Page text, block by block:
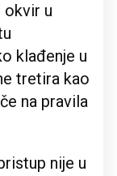
okvir u
klađenje u
tretira kao
na pravila
nije u